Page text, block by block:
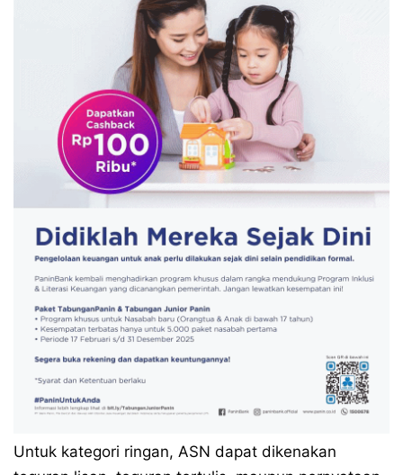
Untuk kategori ringan, ASN dapat dikenakan